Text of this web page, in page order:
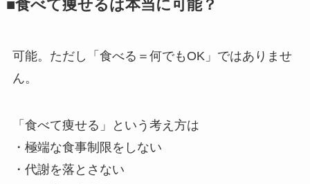
■食べて痩せるは本当に可能？
可能。ただし「食べる＝何でもOK」ではありませ
ん。
「食べて痩せる」という考え方は
・極端な食事制限をしない
・代謝を落とさない